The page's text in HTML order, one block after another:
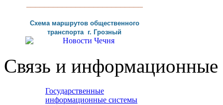
Схема маршрутов общественного
транспорта г. Грозный
Связь и информационные
Государственные
информационные системы